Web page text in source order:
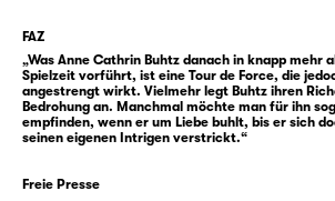
Der Krieg ist vorbei, aber mit
Zeiten kann Gloster nichts
anderes als Krieg kann er nicht.
Wesen würde er keine Chance
hört er schon sein Leben lang,
bei seiner eigenen Mutter. Also
aufzuführen: Gesellschaft als
FAZ
„Was Anne Cathrin Buhtz danach in knapp mehr
Spielzeit vorführt, ist eine Tour de Force, die
angestrengt wirkt. Vielmehr legt Buhtz ihren
Bedrohung an. Manchmal möchte man für ihn
empfinden, wenn er um Liebe buhlt, bis er sich
seinen eigenen Intrigen verstrickt.“
Freie Presse